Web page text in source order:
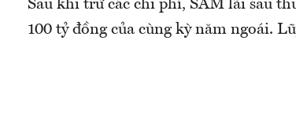
Sau khi trừ các chi phí, SAM lãi sau
100 tỷ đồng của cùng kỳ năm ngoái.